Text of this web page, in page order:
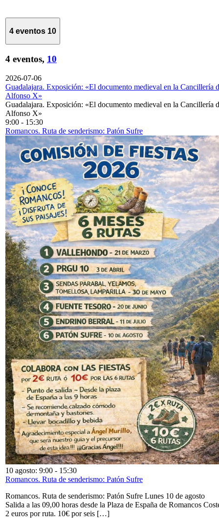
4 eventos 10
4 eventos, 10
2026-07-06
Guadalajara. Exposición: «El documento medieval en la Cancillería
Alfonso X»
Guadalajara. Exposición: «El documento medieval en la Cancillería
Alfonso X»
9:00 - 15:30
Romancos. Ruta de senderismo: Patón Sufre
10 agosto: 9:00 - 15:30
Romancos. Ruta de senderismo: Patón Sufre
Romancos. Ruta de senderismo: Patón Sufre Lunes 10 de agosto
Salida a las 09,00 horas desde la Plaza de España de Romancos
2 euros por ruta. 10€ por seis […]